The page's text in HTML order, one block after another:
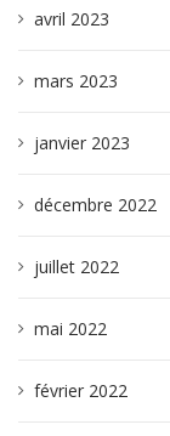
avril 2023
mars 2023
janvier 2023
décembre 2022
juillet 2022
mai 2022
février 2022